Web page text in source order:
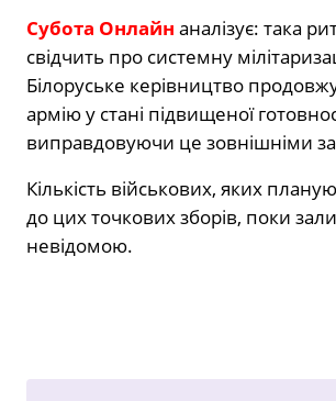
Субота Онлайн аналізує: така
свідчить про системну
Білоруське керівництво
армію у стані підвищеної
виправдовуючи це зовнішніми
Кількість військових, яких
до цих точкових зборів, поки
невідомою.